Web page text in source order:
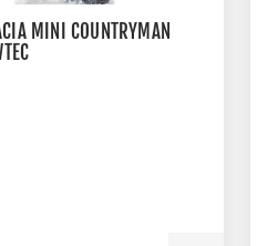
MINI COUNTRYMAN